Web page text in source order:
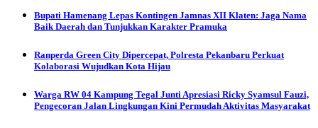
Bupati Hamenang Lepas Kontingen Jamnas XII Klaten: Jaga Nama
Baik Daerah dan Tunjukkan Karakter Pramuka
Ranperda Green City Dipercepat, Polresta Pekanbaru Perkuat
Kolaborasi Wujudkan Kota Hijau
Warga RW 04 Kampung Tegal Junti Apresiasi Ricky Syamsul Fauzi,
Pengecoran Jalan Lingkungan Kini Permudah Aktivitas Masyarakat